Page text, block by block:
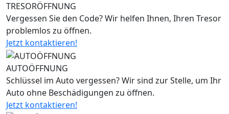
TRESORÖFFNUNG
Vergessen Sie den Code? Wir helfen Ihnen, Ihren Tresor
problemlos zu öffnen.
Jetzt kontaktieren!
AUTOÖFFNUNG
Schlüssel im Auto vergessen? Wir sind zur Stelle, um Ihr
Auto ohne Beschädigungen zu öffnen.
Jetzt kontaktieren!